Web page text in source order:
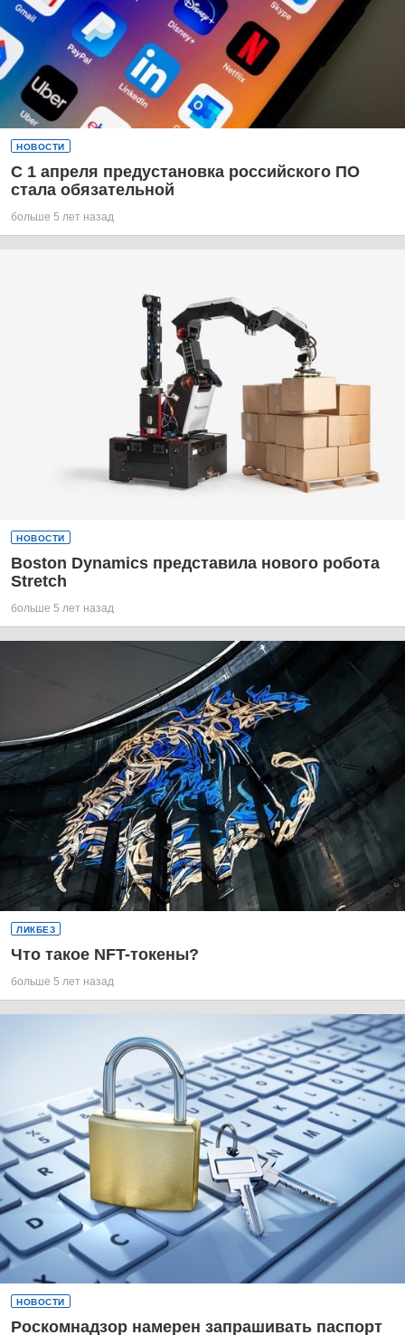
НОВОСТИ
С 1 апреля предустановка российского ПО
стала обязательной
больше 5 лет назад
НОВОСТИ
Boston Dynamics представила нового робота
Stretch
больше 5 лет назад
ЛИКБЕЗ
Что такое NFT-токены?
больше 5 лет назад
НОВОСТИ
Роскомнадзор намерен запрашивать паспорт